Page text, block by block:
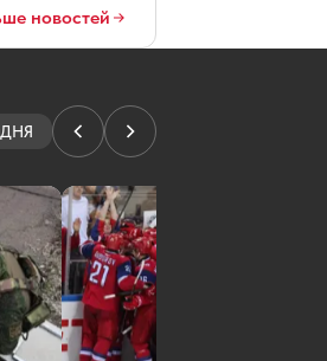
КОМПАНИЙ
новая
числу
КОМПАНИЙ
победил в
новостей